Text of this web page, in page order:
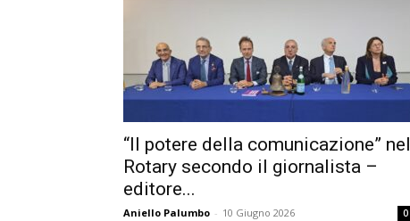
“Il potere della comunicazione” nel
Rotary secondo il giornalista –
editore...
Aniello Palumbo - 10 Giugno 2026 0